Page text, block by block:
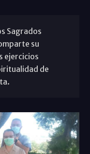
Sagrados
su
ejercicios
de